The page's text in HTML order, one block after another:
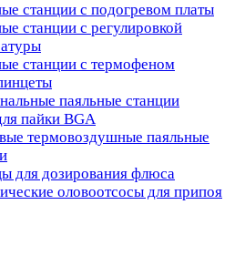
станции с подогревом платы
станции с регулировкой
станции с термофеном
паяльные станции
пайки BGA
термовоздушные паяльные
для дозирования флюса
оловоотсосы для припоя